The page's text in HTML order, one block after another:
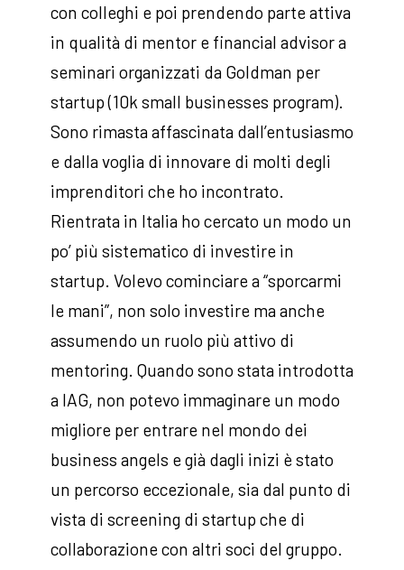
con colleghi e poi prendendo parte attiva
in qualità di mentor e financial advisor a
seminari organizzati da Goldman per
startup (10k small businesses program).
Sono rimasta affascinata dall’entusiasmo
e dalla voglia di innovare di molti degli
imprenditori che ho incontrato.
Rientrata in Italia ho cercato un modo un
po’ più sistematico di investire in
startup. Volevo cominciare a “sporcarmi
le mani”, non solo investire ma anche
assumendo un ruolo più attivo di
mentoring. Quando sono stata introdotta
a IAG, non potevo immaginare un modo
migliore per entrare nel mondo dei
business angels e già dagli inizi è stato
un percorso eccezionale, sia dal punto di
vista di screening di startup che di
collaborazione con altri soci del gruppo.